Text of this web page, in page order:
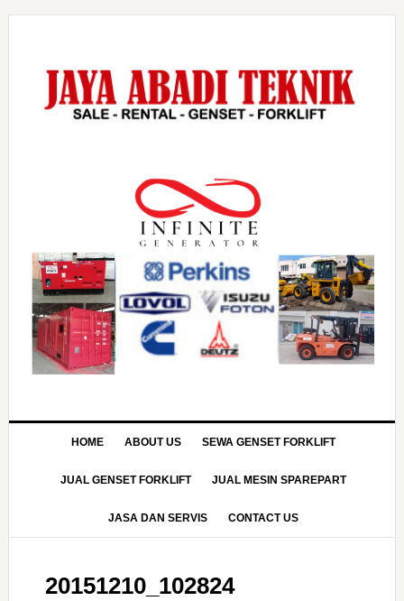
HOME ABOUT US SEWA GENSET FORKLIFT
JUAL GENSET FORKLIFT JUAL MESIN SPAREPART
JASA DAN SERVIS CONTACT US
20151210_102824